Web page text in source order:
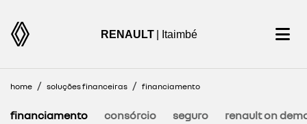
RENAULT | Itaimbé
home soluções financeiras financiamento
consórcio
financiamento seguro renault on